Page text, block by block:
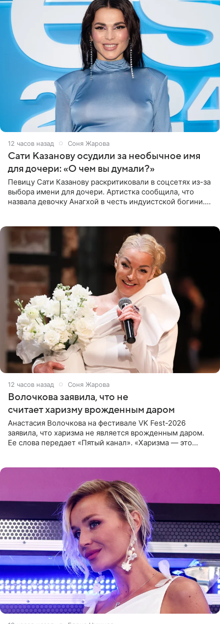
12 часов назад Соня Жарова
Сати Казанову осудили за необычное имя
для дочери: «О чем вы думали?»
Певицу Сати Казанову раскритиковали в соцсетях из-за
выбора имени для дочери. Артистка сообщила, что
назвала девочку Анагхой в честь индуистской богини.
12 часов назад Соня Жарова
Волочкова заявила, что не
считает харизму врожденным даром
Анастасия Волочкова на фестивале VK Fest-2026
заявила, что харизма не является врожденным даром.
Ее слова передает «Пятый канал». «Харизма — это